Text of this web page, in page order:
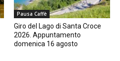
Pausa Caffè
Giro del Lago di Santa Croce
2026. Appuntamento
domenica 16 agosto